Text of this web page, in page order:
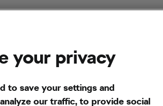
your privacy
to save your settings and
our traffic, to provide social